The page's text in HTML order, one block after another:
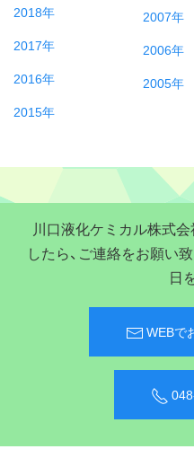
2018年
2017年
2016年
2015年
2007年
2006年
2005年
川口液化ケミカル株式
したら、ご連絡をお願い
日
WEBで